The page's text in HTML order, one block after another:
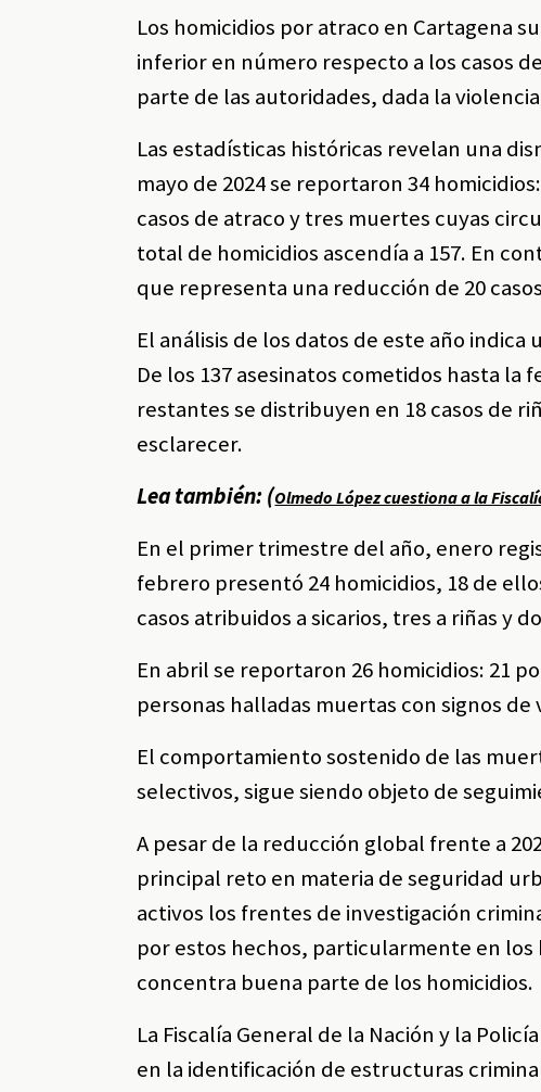
Los homicidios por atraco en Cartagena
inferior en número respecto a los casos
parte de las autoridades, dada la
Las estadísticas históricas revelan una
mayo de 2024 se reportaron 34
casos de atraco y tres muertes cuyas
total de homicidios ascendía a 157. En
que representa una reducción de 20
El análisis de los datos de este año
De los 137 asesinatos cometidos hasta la
restantes se distribuyen en 18 casos de
esclarecer.
Lea también: (Olmedo López cuestiona a la
En el primer trimestre del año, enero
febrero presentó 24 homicidios, 18 de
casos atribuidos a sicarios, tres a riñas y
En abril se reportaron 26 homicidios: 21
personas halladas muertas con signos
El comportamiento sostenido de las
selectivos, sigue siendo objeto de
A pesar de la reducción global frente a
principal reto en materia de seguridad
activos los frentes de investigación
por estos hechos, particularmente en
concentra buena parte de los homicidios.
La Fiscalía General de la Nación y la
en la identificación de estructuras